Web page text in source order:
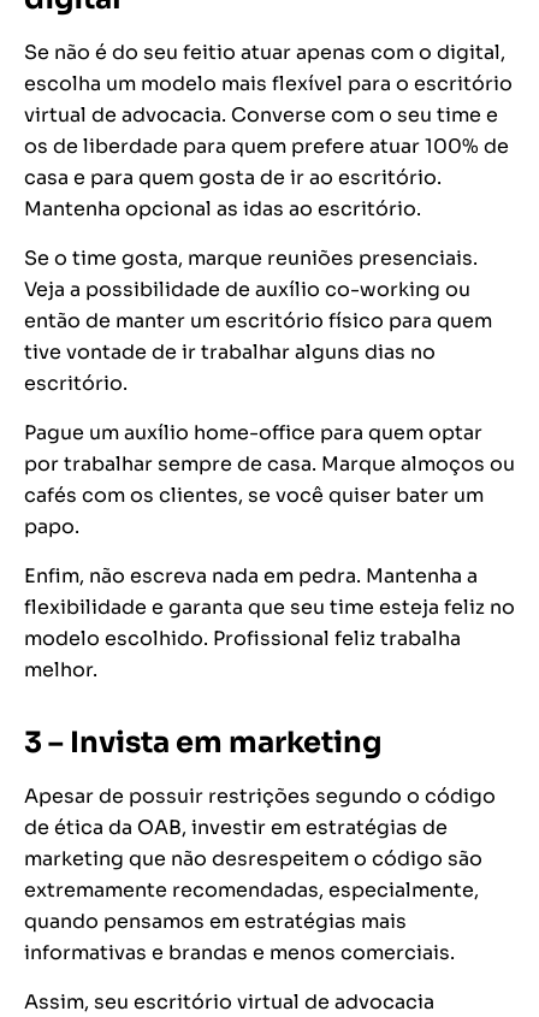
Se não é do seu feitio atuar apenas com o digital,
escolha um modelo mais flexível para o escritório
virtual de advocacia. Converse com o seu time e
os de liberdade para quem prefere atuar 100% de
casa e para quem gosta de ir ao escritório.
Mantenha opcional as idas ao escritório.
Se o time gosta, marque reuniões presenciais.
Veja a possibilidade de auxílio co-working ou
então de manter um escritório físico para quem
tive vontade de ir trabalhar alguns dias no
escritório.
Pague um auxílio home-office para quem optar
por trabalhar sempre de casa. Marque almoços ou
cafés com os clientes, se você quiser bater um
papo.
Enfim, não escreva nada em pedra. Mantenha a
flexibilidade e garanta que seu time esteja feliz no
modelo escolhido. Profissional feliz trabalha
melhor.
3 – Invista em marketing
Apesar de possuir restrições segundo o código
de ética da OAB, investir em estratégias de
marketing que não desrespeitem o código são
extremamente recomendadas, especialmente,
quando pensamos em estratégias mais
informativas e brandas e menos comerciais.
Assim, seu escritório virtual de advocacia